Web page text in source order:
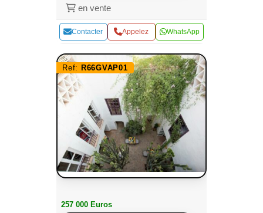
en vente
Contacter Appelez WhatsApp
Ref: R66GVAP01
257 000 Euros